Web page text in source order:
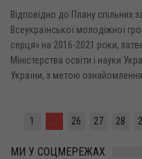
Відповідно до Плану спільних
Всеукраїнської молодіжної
серця» на 2016-2021 роки,
Міністерства освіти і науки
України, з метою ознайомлення
1 26 27 28
МИ У СОЦМЕРЕЖАХ